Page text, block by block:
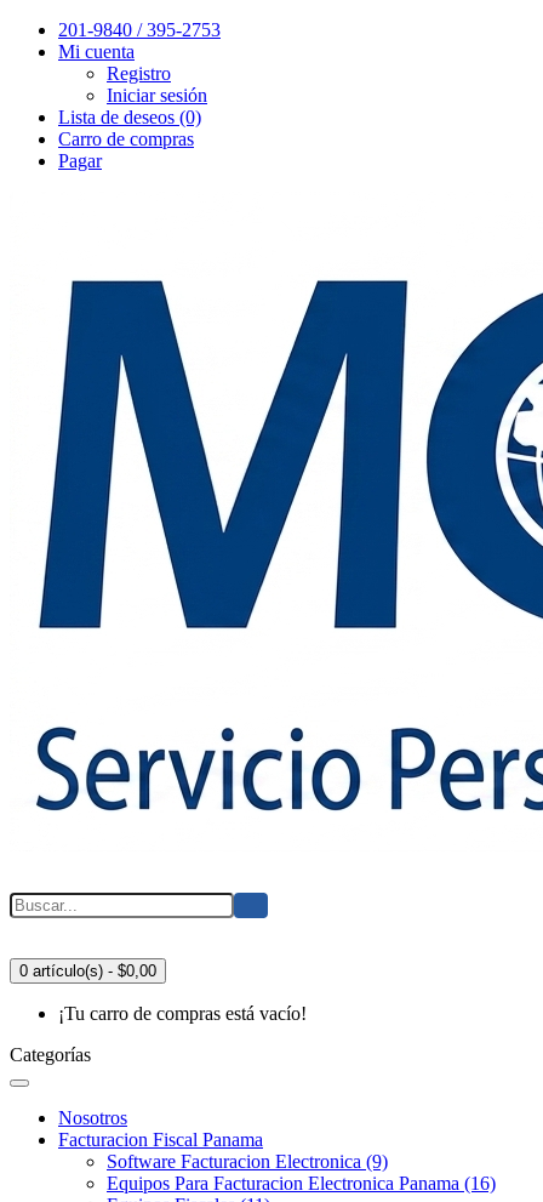
201-9840 / 395-2753
Mi cuenta
Registro
Iniciar sesión
Lista de deseos (0)
Carro de compras
Pagar
0 artículo(s) - $0,00
¡Tu carro de compras está vacío!
Categorías
Nosotros
Facturacion Fiscal Panama
Software Facturacion Electronica (9)
Equipos Para Facturacion Electronica Panama (16)